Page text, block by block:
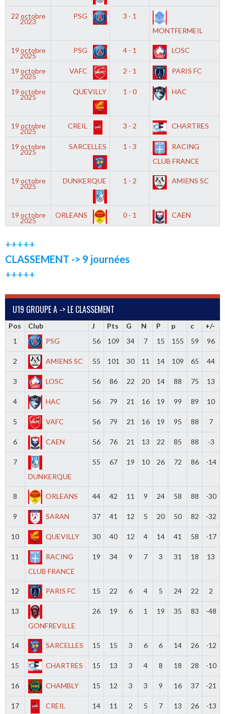
22 octobre
2023
PSG
3 - 1
MONTFERMEIL
19 octobre
2025
PSG 4 - 1 LOSC
19 octobre
2025
VAFC 2 - 1 PARIS FC
19 octobre
2025
QUEVILLY 1 - 0 HAC
19 octobre
2025
CREIL 3 - 2 CHARTRES
19 octobre
2025
SARCELLES 1 - 3
RACING
CLUB FRANCE
19 octobre
2025
DUNKERQUE 1 - 2 AMIENS SC
19 octobre
2025
ORLEANS 0 - 1 CAEN
+++++
CLASSEMENT -> 9 journées
+++++
U19 GROUPE A -> LE CLASSEMENT
Pos Club J Pts G N P p c
+/-
1
PSG 56 109 34 7 15 155 59 96
2 AMIENS SC 55 101 30 11 14 109 65 44
3 LOSC 56 86 22 20 14 88 75 13
4 HAC 56 79 21 16 19 99 89 10
5 VAFC 56 79 21 16 19 95 88 7
6 CAEN 56 76 21 13 22 85 88 -3
7
DUNKERQUE
55 67 19 10 26 72 86 -14
8 ORLEANS 44 42 11 9 24 58 88 -30
9 SARAN 37 41 12 5 20 50 82 -32
10 QUEVILLY 30 40 12 4 14 41 58 -17
11
RACING
CLUB FRANCE
19 34 9 7 3 31 18 13
12 PARIS FC 15 22 6 4 5 24 22 2
13
GONFREVILLE
26 19 6 1 19 35 83 -48
14 SARCELLES 15 15 3 6 6 14 26 -12
15 CHARTRES 15 13 3 4 8 18 28 -10
16 CHAMBLY 15 12 3 3 9 16 37 -21
17 CREIL 14 11 2 5 7 13 26 -13